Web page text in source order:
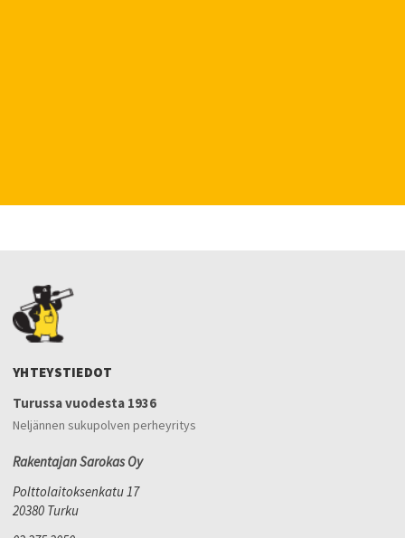
YHTEYSTIEDOT
Turussa vuodesta 1936
Neljännen sukupolven perheyritys
Rakentajan Sarokas Oy
Polttolaitoksenkatu 17
20380 Turku